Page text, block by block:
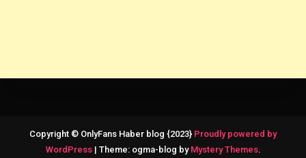
Copyright © OnlyFans Haber blog {2023} Proudly powered by
WordPress | Theme: ogma-blog by Mystery Themes.